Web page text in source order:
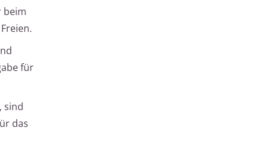
beim
für
sind
das